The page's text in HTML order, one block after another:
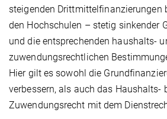
steigenden Drittmittelfinanzierungen
den Hochschulen – stetig sinkender
und die entsprechenden haushalts-
zuwendungsrechtlichen
Hier gilt es sowohl die
verbessern, als auch das Haushalts-
Zuwendungsrecht mit dem